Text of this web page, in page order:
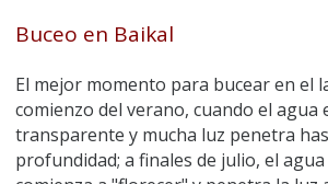
Buceo en Baikal
El mejor momento para bucear en el
comienzo del verano, cuando el agua
transparente y mucha luz penetra
profundidad; a finales de julio, el